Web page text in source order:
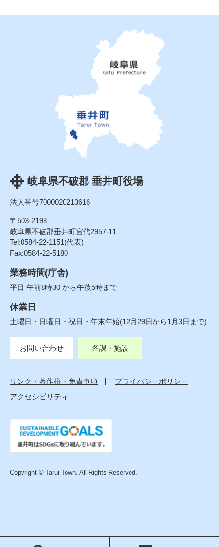
岐阜県不破郡 垂井町役場
法人番号7000020213616
〒503-2193
岐阜県不破郡垂井町宮代2957-11
Tel:0584-22-1151(代表)
Fax:0584-22-5180
業務時間(庁舎)
平日 午前8時30 から午後5時まで
休業日
土曜日・日曜日・祝日・年末年始(12月29日から1月3日まで)
お問い合わせ 各課・施設
リンク・著作権・免責事項
プライバシーポリシー
アクセシビリティ
Copyright © Tarui Town. All Rights Reserved.